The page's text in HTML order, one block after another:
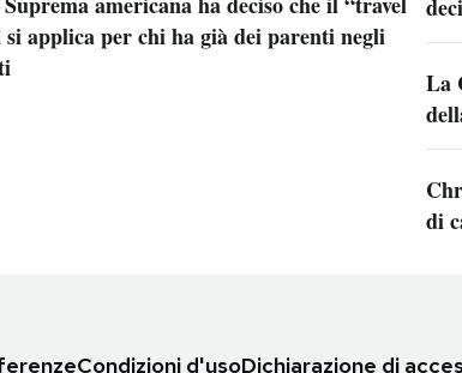
si applica per chi ha già dei parenti negli
La
di
Condizioni d'usoDichiarazione di